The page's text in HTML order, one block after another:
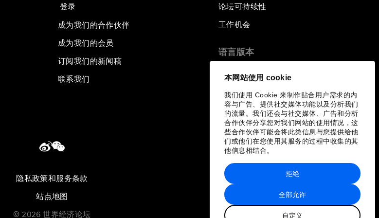
本网站使用 cookie
我们使用 Cookie 来制作贴合用户需求的内
容与广告、提供社交媒体功能以及分析我们
的流量。我们还会与社交媒体、广告和分析
合作伙伴分享您对我们网站的使用情况，这
些合作伙伴可能会将此类信息与您提供给他
们或他们在您使用其服务的过程中收集的其
他信息相结合。
全部允许
自定义
拒绝
登录
成为我们的合作伙伴
成为我们的会员
订阅我们的新闻稿
联系我们
论坛可持续性
工作机会
语言版本
隐私政策和服务条款
站点地图
© 2026 世界经济论坛